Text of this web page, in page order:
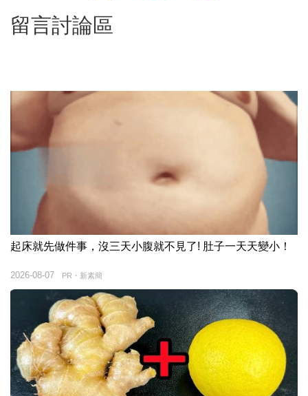
留言討論區
起床就先做件事，沒三天小腹就不見了! 肚子一天天變小！
PR・新素簡
2026-08-07